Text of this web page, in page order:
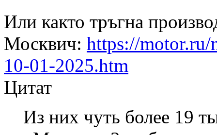
Или както тръгна
Москвич: https://motor.ru/
10-01-2025.htm
Цитат
Из них чуть более 19